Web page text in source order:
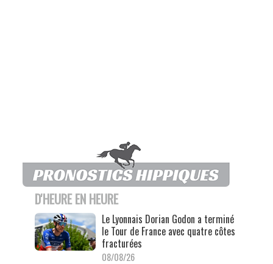
D'HEURE EN HEURE
Le Lyonnais Dorian Godon a terminé
le Tour de France avec quatre côtes
fracturées
08/08/26